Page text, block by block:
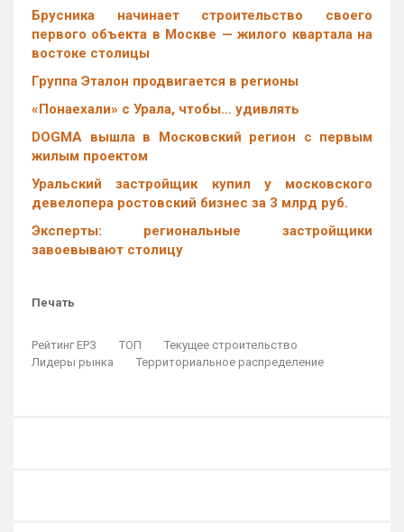
Брусника начинает строительство своего
первого объекта в Москве — жилого квартала на
востоке столицы
Группа Эталон продвигается в регионы
«Понаехали» с Урала, чтобы… удивлять
DOGMA вышла в Московский регион с первым
жилым проектом
Уральский застройщик купил у московского
девелопера ростовский бизнес за 3 млрд руб.
Эксперты: региональные застройщики
завоевывают столицу
Печать
Рейтинг ЕРЗ ТОП
Текущее строительство
Лидеры рынка
Территориальное распределение